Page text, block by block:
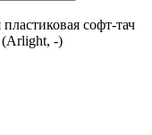
софт-тач
-)